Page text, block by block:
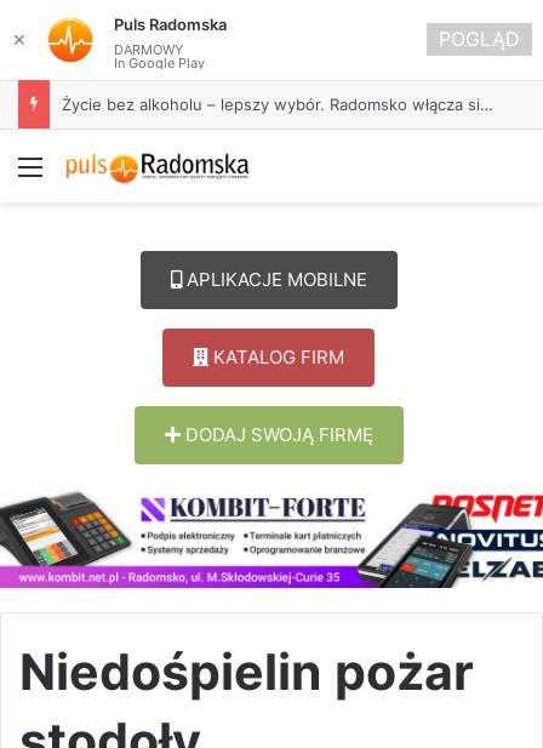
Życie bez alkoholu – lepszy wybór. Radomsko włącza się w Miesiąc Trzeźwości
Menu
APLIKACJE MOBILNE
KATALOG FIRM
DODAJ SWOJĄ FIRMĘ
Niedośpielin pożar
✕
Puls Radomska
DARMOWY
In Google Play
POGLĄD